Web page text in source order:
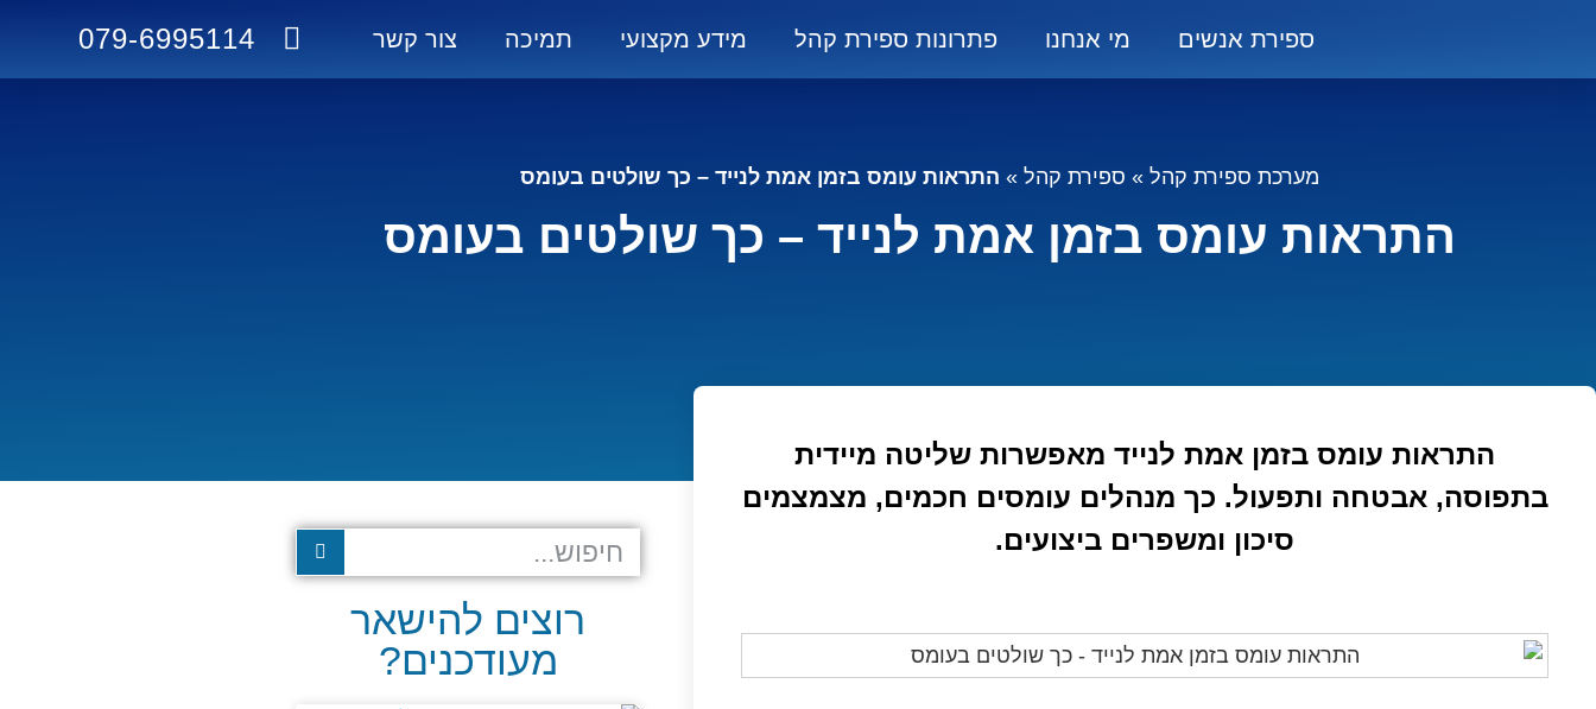
ספירת אנשים מי אנחנו פתרונות ספירת קהל מידע מקצועי תמיכה צור קשר 079-6995114
מערכת ספירת קהל » ספירת קהל » התראות עומס בזמן אמת לנייד – כך שולטים בעומס
התראות עומס בזמן אמת לנייד – כך שולטים בעומס
התראות עומס בזמן אמת לנייד מאפשרות שליטה מיידית
בתפוסה, אבטחה ותפעול. כך מנהלים עומסים חכמים, מצמצמים
סיכון ומשפרים ביצועים.
רוצים להישאר
מעודכנים?